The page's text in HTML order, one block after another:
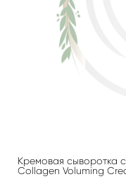
Кремовая сыворотка
Collagen Voluming